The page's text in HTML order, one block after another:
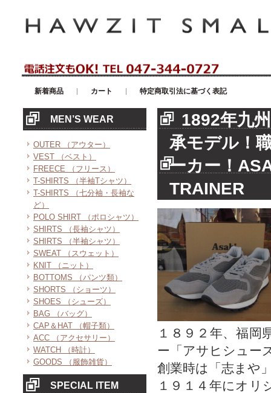
新着商品 カート 特定商取引法に基づく表記
MEN’S WEAR
OUTER （アウター）
VEST （ベスト）
FREECE （フリース）
T-SHIRTS （半袖Tシャツ）
T-SHIRTS （七分袖・長袖な
ど）
POLO SHIRT （ポロシャツ）
SHIRTS （長袖シャツ）
SHIRTS （半袖シャツ）
SWEAT （スウェット）
KNIT （ニット）
BOTTOMS （パンツ類）
SHORTS （ショーツ）
SHOES （シューズ）
BAG （バッグ）
CAP＆HAT （帽子類）
ACC （アクセサリー）
WATCH （時計）
GOODS （服飾雑貨）
SPECIAL ITEM
1892年九
承モデル！
ーカー！
TRAINER
１８９２年、福岡
ー「アサヒシュー
創業時は「志まや
１９１４年にオリ